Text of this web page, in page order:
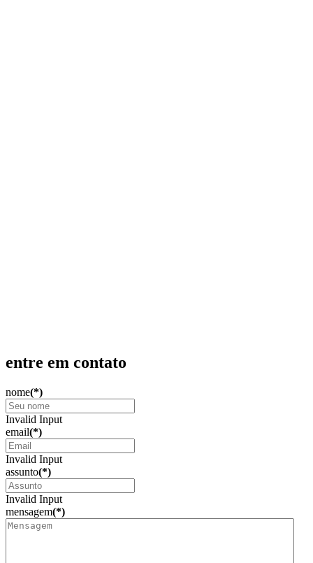
entre em contato
nome(*)
Invalid Input
email(*)
Invalid Input
assunto(*)
Invalid Input
mensagem(*)